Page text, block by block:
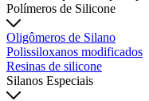
Polímeros de Silicone
Oligômeros de Silano
Polissiloxanos modificados
Resinas de silicone
Silanos Especiais